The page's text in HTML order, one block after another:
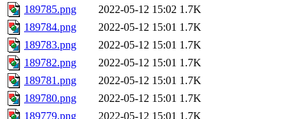
189785.png
2022-05-12 15:02 1.7K
189784.png
2022-05-12 15:01 1.7K
189783.png
2022-05-12 15:01 1.7K
189782.png
2022-05-12 15:01 1.7K
189781.png
2022-05-12 15:01 1.7K
189780.png
2022-05-12 15:01 1.7K
189779.png
2022-05-12 15:01 1.7K